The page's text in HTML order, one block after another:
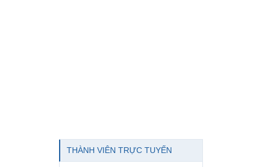
THÀNH VIÊN TRỰC TUYẾN